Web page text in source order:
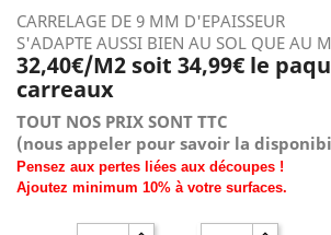
CARRELAGE DE 9 MM D'EPAISSEUR
S'ADAPTE AUSSI BIEN AU SOL QUE AU
32,40€/M2 soit 34,99€ le
carreaux
TOUT NOS PRIX SONT TTC
(nous appeler pour savoir la
Pensez aux pertes liées aux découpes !
Ajoutez minimum 10% à votre surfaces.